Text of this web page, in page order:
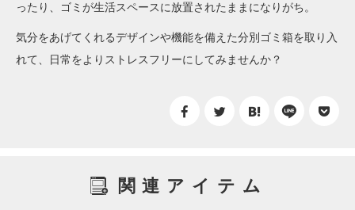
ったり、ゴミが生活スペースに放置されたままになりがち。
気分をあげてくれるデザインや機能を備えた分別ゴミ箱を取り入
れて、日常をよりストレスフリーにしてみませんか？
関連アイテム